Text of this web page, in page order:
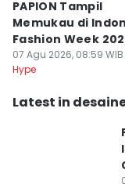
PAPION Tampil
Memukau di
Fashion Week
Ceritanya
07 Agu 2026, 08:59 WIB
Hype
Latest in